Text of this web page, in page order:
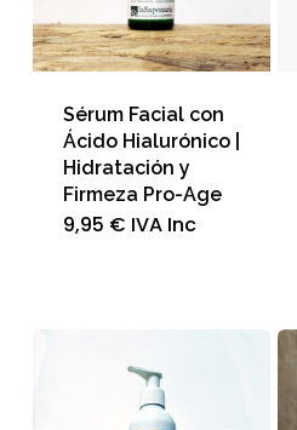
Sérum Facial con
Ácido Hialurónico |
Hidratación y
Firmeza Pro-Age
9,95 € IVA Inc